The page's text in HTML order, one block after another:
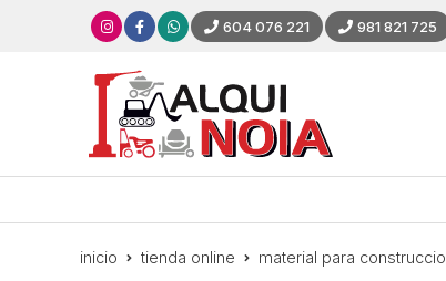
604 076 221 981 821 725
inicio tienda online material para